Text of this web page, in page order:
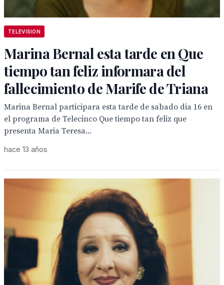
TELEVISION
Marina Bernal esta tarde en Que
tiempo tan feliz informara del
fallecimiento de Marife de Triana
Marina Bernal participara esta tarde de sabado dia 16 en
el programa de Telecinco Que tiempo tan feliz que
presenta Maria Teresa...
hace 13 años